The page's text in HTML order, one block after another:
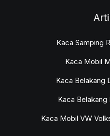
Kaca Samping
Kaca Mobil
Kaca Belakang
Kaca Belakang
Kaca Mobil VW